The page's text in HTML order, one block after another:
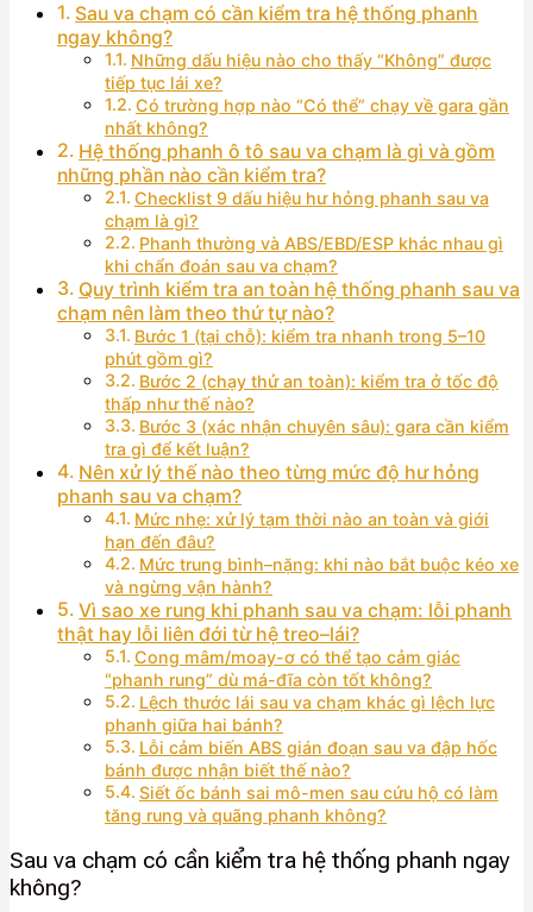
Sau va chạm có cần kiểm tra hệ thống phanh
ngay không?
Những dấu hiệu nào cho thấy “Không” được
tiếp tục lái xe?
Có trường hợp nào “Có thể” chạy về gara gần
nhất không?
Hệ thống phanh ô tô sau va chạm là gì và gồm
những phần nào cần kiểm tra?
Checklist 9 dấu hiệu hư hỏng phanh sau va
chạm là gì?
Phanh thường và ABS/EBD/ESP khác nhau gì
khi chẩn đoán sau va chạm?
Quy trình kiểm tra an toàn hệ thống phanh sau va
chạm nên làm theo thứ tự nào?
Bước 1 (tại chỗ): kiểm tra nhanh trong 5–10
phút gồm gì?
Bước 2 (chạy thử an toàn): kiểm tra ở tốc độ
thấp như thế nào?
Bước 3 (xác nhận chuyên sâu): gara cần kiểm
tra gì để kết luận?
Nên xử lý thế nào theo từng mức độ hư hỏng
phanh sau va chạm?
Mức nhẹ: xử lý tạm thời nào an toàn và giới
hạn đến đâu?
Mức trung bình–nặng: khi nào bắt buộc kéo xe
và ngừng vận hành?
Vì sao xe rung khi phanh sau va chạm: lỗi phanh
thật hay lỗi liên đới từ hệ treo–lái?
Cong mâm/moay-ơ có thể tạo cảm giác
“phanh rung” dù má-đĩa còn tốt không?
Lệch thước lái sau va chạm khác gì lệch lực
phanh giữa hai bánh?
Lỗi cảm biến ABS gián đoạn sau va đập hốc
bánh được nhận biết thế nào?
Siết ốc bánh sai mô-men sau cứu hộ có làm
tăng rung và quãng phanh không?
Sau va chạm có cần kiểm tra hệ thống phanh ngay
không?